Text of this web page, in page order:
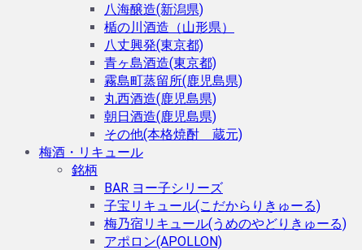
八海醸造(新潟県)
楯の川酒造（山形県）
八丈興発(東京都)
青ヶ島酒造(東京都)
霧島町蒸留所(鹿児島県)
丸西酒造(鹿児島県)
朝日酒造(鹿児島県)
その他(本格焼酎 蔵元)
梅酒・リキュール
銘柄
BAR ヨー子シリーズ
子宝リキュール(こだからりきゅーる)
梅乃宿リキュール(うめのやどりきゅーる)
アポロン(APOLLON)